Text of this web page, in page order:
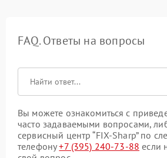
FAQ. Ответы на вопросы
Вы можете ознакомиться с
часто задаваемыми вопросами,
сервисный центр “FIX-Sharp” по
телефону+7 (395) 240-73-88 если